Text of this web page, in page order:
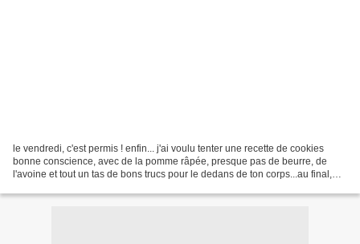
le vendredi, c'est permis ! enfin... j'ai voulu tenter une recette de cookies
bonne conscience, avec de la pomme râpée, presque pas de beurre, de
l'avoine et tout un tas de bons trucs pour le dedans de ton corps...au final,